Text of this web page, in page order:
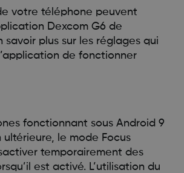
votre téléphone peuvent
Dexcom G6 de
savoir plus sur les réglages qui
de fonctionner
fonctionnant sous Android 9
ultérieure, le mode Focus
temporairement des
est activé. L’utilisation du